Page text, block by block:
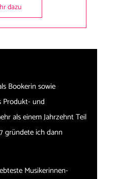
dazu
Bookerin sowie
Produkt- und
als einem Jahrzehnt Teil
gründete ich dann
Musikerinnen-